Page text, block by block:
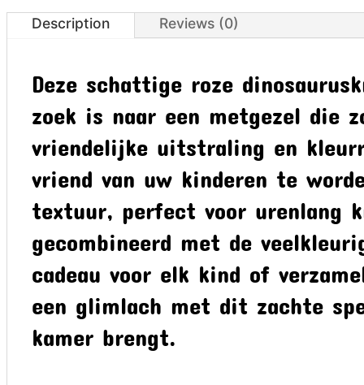
Description Reviews (0)
Deze schattige roze
zoek is naar een metgezel die
vriendelijke uitstraling en
vriend van uw kinderen te
textuur, perfect voor urenlang
gecombineerd met de
cadeau voor elk kind of
een glimlach met dit zachte
kamer brengt.